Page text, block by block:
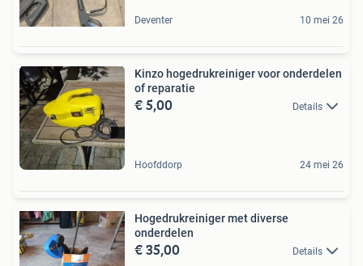
Deventer 10 mei 26
Kinzo hogedrukreiniger voor onderdelen
of reparatie
€ 5,00 Details
Hoofddorp 24 mei 26
Hogedrukreiniger met diverse
onderdelen
€ 35,00 Details